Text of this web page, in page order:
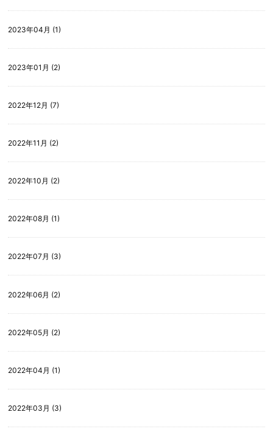
2023年04月 (1)
2023年01月 (2)
2022年12月 (7)
2022年11月 (2)
2022年10月 (2)
2022年08月 (1)
2022年07月 (3)
2022年06月 (2)
2022年05月 (2)
2022年04月 (1)
2022年03月 (3)